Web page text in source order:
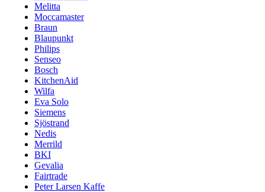
Melitta
Moccamaster
Braun
Blaupunkt
Philips
Senseo
Bosch
KitchenAid
Wilfa
Eva Solo
Siemens
Sjöstrand
Nedis
Merrild
BKI
Gevalia
Fairtrade
Peter Larsen Kaffe